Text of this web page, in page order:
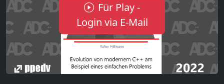
Für Play -
Login via E-Mail